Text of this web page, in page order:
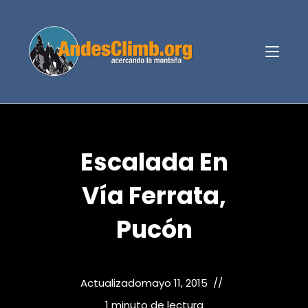
Escalada En
Vía Ferrata,
Pucón
Actualizadomayo 11, 2015
1 minuto de lectura